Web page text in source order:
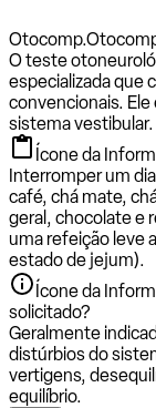
Otocomp.
O teste
especializada que
convencionais.
sistema vestibular.
Ícone da
Interromper um
café, chá mate,
geral, chocolate e
uma refeição leve
estado de jejum).
Ícone da
solicitado?
Geralmente
distúrbios do
vertigens,
equilíbrio.